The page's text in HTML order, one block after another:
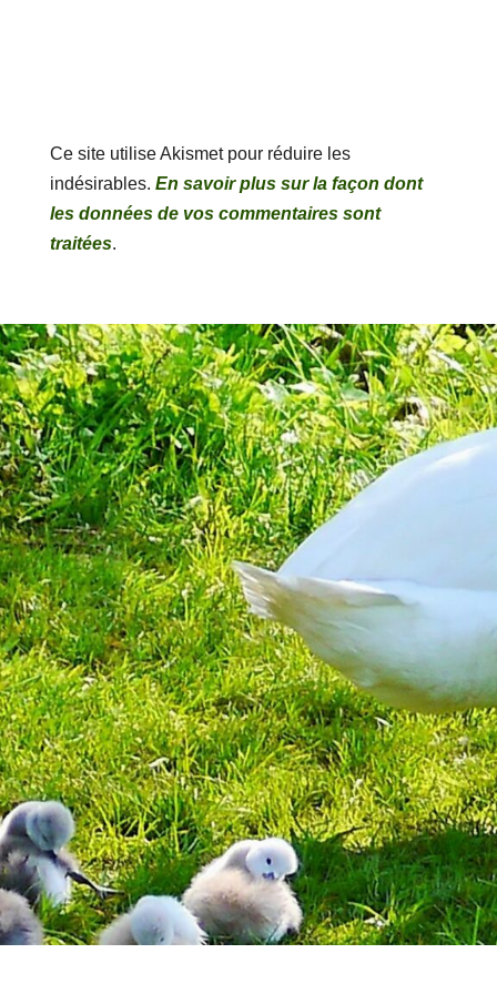
Ce site utilise Akismet pour réduire les
indésirables. En savoir plus sur la façon dont
les données de vos commentaires sont
traitées.